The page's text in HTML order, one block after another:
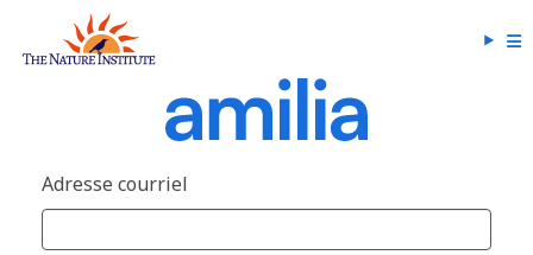
Adresse courriel